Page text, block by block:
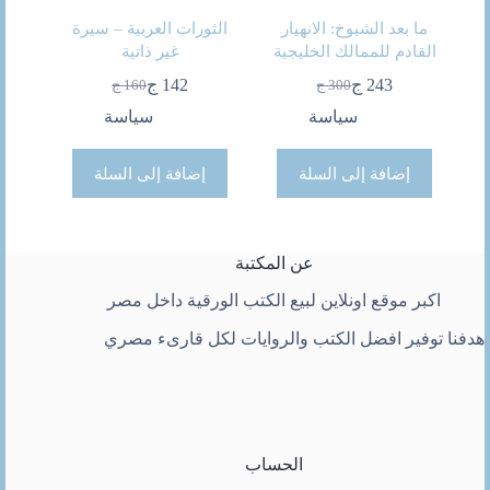
ما بعد الشيوخ: الانهيار
القادم للممالك الخليجية
300 ج
السعر
الأصلي
243 جالسعر
الحالي
سياسة
إضافة إلى السلة
الثورات العربية – سيرة
غير ذاتية
160 ج
السعر
الأصلي
142 جالسعر
الحالي
سياسة
إضافة إلى السلة
عن المكتبة
اكبر موقع اونلاين لبيع الكتب الورقية داخل مصر
هدفنا توفير افضل الكتب والروايات لكل قارىء مصري
الحساب